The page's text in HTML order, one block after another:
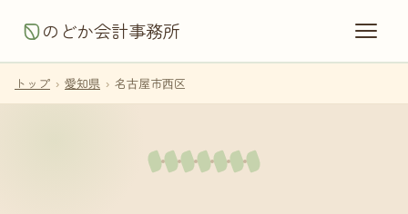
のどか会計事務所
トップ › 愛知県 › 名古屋市西区